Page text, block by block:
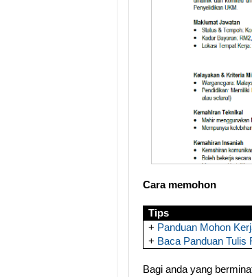
Cara memohon
Tips
+ Panduan Mohon
+ Baca Panduan Tulis
Bagi anda yang